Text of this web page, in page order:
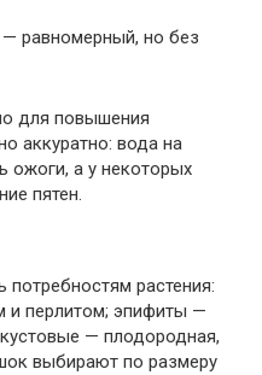
равномерный, но без
для повышения
аккуратно: вода на
ожоги, а у некоторых
пятен.
потребностям растения:
и перлитом; эпифиты —
— плодородная,
выбирают по размеру